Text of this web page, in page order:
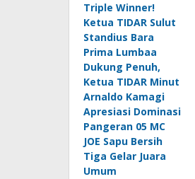
Triple Winner!
Ketua TIDAR Sulut
Standius Bara
Prima Lumbaa
Dukung Penuh,
Ketua TIDAR Minut
Arnaldo Kamagi
Apresiasi Dominasi
Pangeran 05 MC
JOE Sapu Bersih
Tiga Gelar Juara
Umum